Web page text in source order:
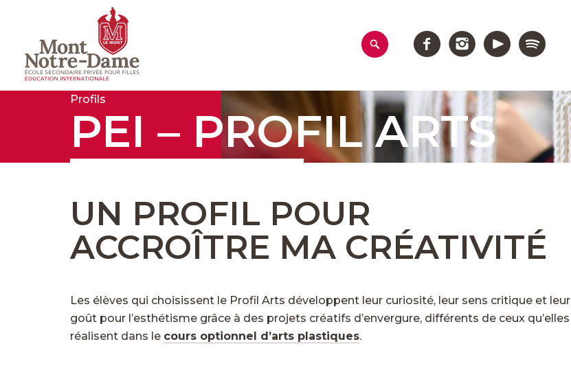
Profils
PEI – PROFIL ARTS
UN PROFIL POUR
ACCROÎTRE MA CRÉATIVITÉ
Les élèves qui choisissent le Profil Arts développent leur curiosité, leur sens critique et leur
goût pour l’esthétisme grâce à des projets créatifs d’envergure, différents de ceux qu’elles
réalisent dans le cours optionnel d’arts plastiques.